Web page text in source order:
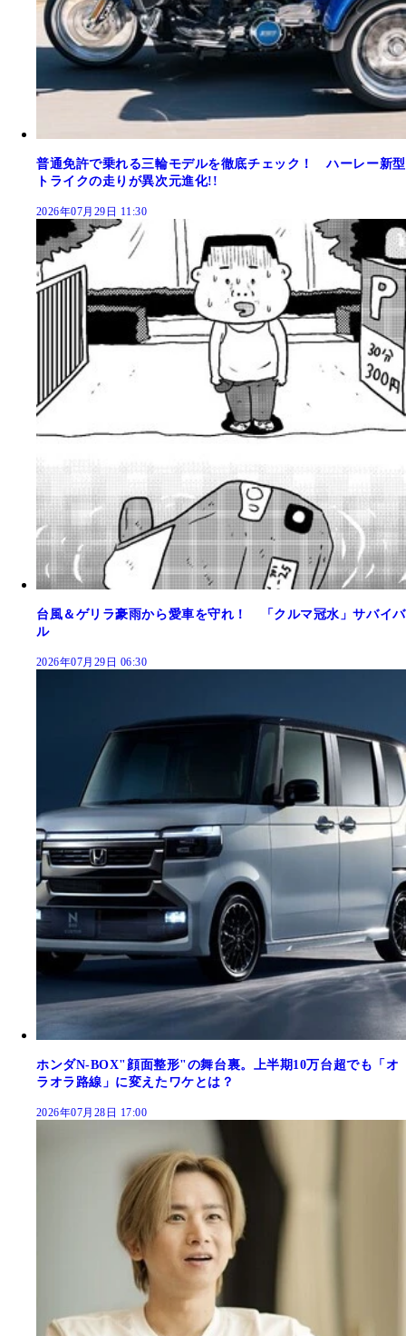
普通免許で乗れる三輪モデルを徹底チェック！ ハーレー新型
トライクの走りが異次元進化!!
2026年07月29日 11:30
台風＆ゲリラ豪雨から愛車を守れ！ 「クルマ冠水」サバイバ
ル
2026年07月29日 06:30
ホンダN-BOX"顔面整形"の舞台裏。上半期10万台超でも「オ
ラオラ路線」に変えたワケとは？
2026年07月28日 17:00